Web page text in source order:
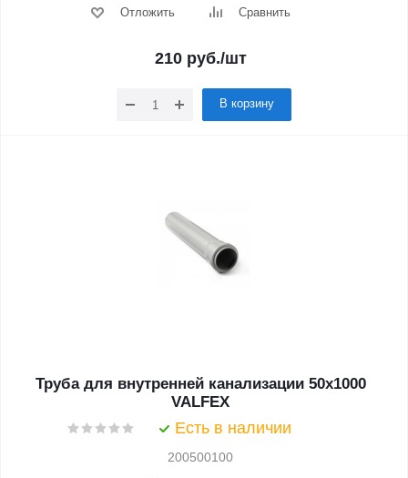
Отложить Сравнить
210 руб./шт
В корзину
Труба для внутренней канализации 50х1000
VALFEX
Есть в наличии
200500100